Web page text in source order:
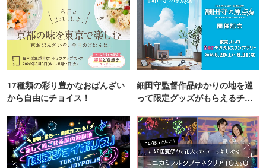
17種類の彩り豊かなおばんざい
から自由にチョイス！
細田守監督作品ゆかりの地を巡
って限定グッズがもらえるチャ